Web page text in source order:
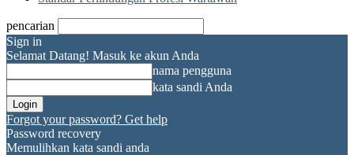
pencarian
Sign in
Selamat Datang! Masuk ke akun Anda
nama pengguna
kata sandi Anda
Forgot your password? Get help
Password recovery
Memulihkan kata sandi anda